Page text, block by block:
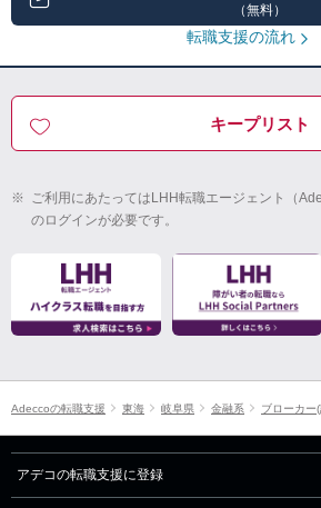
（無料）
転職支援の流れ
キープリスト
※ ご利用にあたってはLHH転職エージェント（
のログインが必要です。
Adeccoの転職支援 東海 岐阜県 金融系 ブローカー
アデコの転職支援に登録